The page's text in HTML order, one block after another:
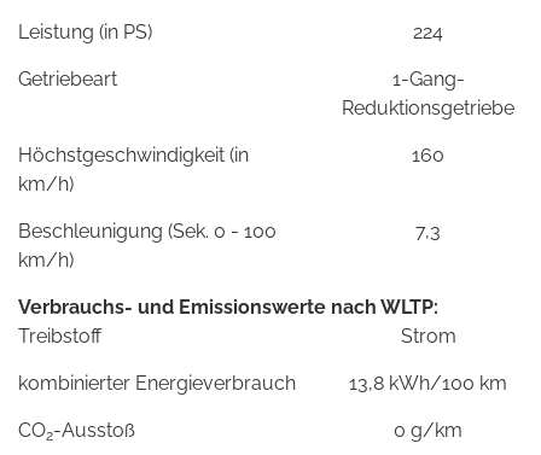
Leistung (in PS) 224
Getriebeart
1-Gang-
Reduktionsgetriebe
Höchstgeschwindigkeit (in
km/h)
160
Beschleunigung (Sek. 0 - 100
km/h)
7,3
Verbrauchs- und Emissionswerte nach WLTP:
Treibstoff
Strom
kombinierter Energieverbrauch 13,8 kWh/100 km
CO2-Ausstoß 0 g/km